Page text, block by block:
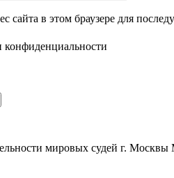
сайта в этом браузере для
конфиденциальности
мировых судей г. Москвы